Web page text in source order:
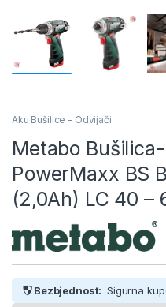
Aku Bušilice - Odvijači
Metabo
PowerMaxx BS
(2,0Ah) LC 40 –
Bezbjednost: Sigurna